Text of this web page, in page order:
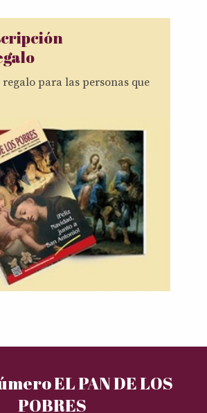
regalo para las personas que
EL PAN DE LOS
POBRES